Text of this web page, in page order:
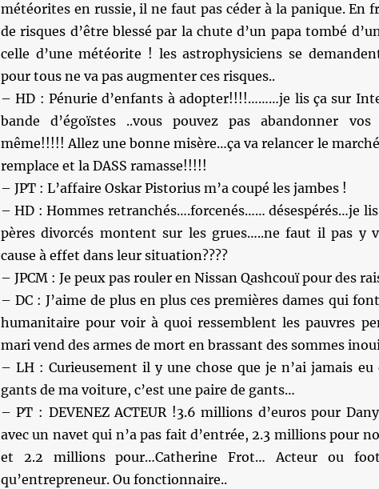
météorites en russie, il ne faut pas céder à la panique. En
de risques d’être blessé par la chute d’un papa tombé
celle d’une météorite ! les astrophysiciens se
pour tous ne va pas augmenter ces risques..
– HD : Pénurie d’enfants à adopter!!!!………je lis ça sur
bande d’égoïstes ..vous pouvez pas abandonner vos
même!!!!! Allez une bonne misère…ça va relancer le
remplace et la DASS ramasse!!!!!
– JPT : L’affaire Oskar Pistorius m’a coupé les jambes !
– HD : Hommes retranchés….forcenés…… désespérés…je lis
pères divorcés montent sur les grues…..ne faut il pas y
cause à effet dans leur situation????
– JPCM : Je peux pas rouler en Nissan Qashcouï pour des
– DC : J’aime de plus en plus ces premières dames qui
humanitaire pour voir à quoi ressemblent les pauvres
mari vend des armes de mort en brassant des sommes
– LH : Curieusement il y une chose que je n’ai jamais eu
gants de ma voiture, c’est une paire de gants…
– PT : DEVENEZ ACTEUR !3.6 millions d’euros pour
avec un navet qui n’a pas fait d’entrée, 2.3 millions pour
et 2.2 millions pour…Catherine Frot… Acteur ou
qu’entrepreneur. Ou fonctionnaire..